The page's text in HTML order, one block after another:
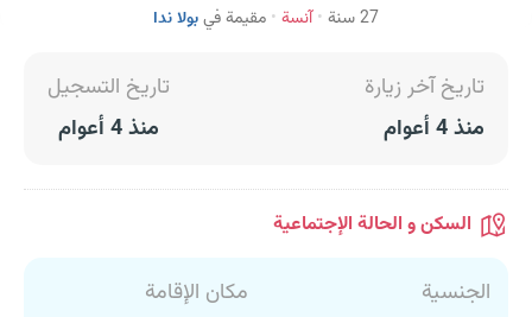
27 سنة آنسة مقيمة فيبولا ندا
تاريخ آخر زيارة
منذ 4 أعوام
تاريخ التسجيل
منذ 4 أعوام
السكن و الحالة الإجتماعية
الجنسية
مكان الإقامة